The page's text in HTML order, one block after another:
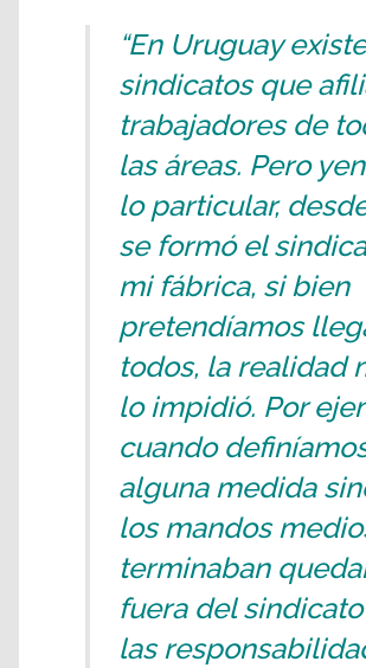
“En Uruguay
sindicatos que
trabajadores de
las áreas. Pero
lo particular,
se formó el
mi fábrica, si bien
pretendíamos
todos, la realidad
lo impidió. Por
cuando
alguna medida
los mandos
terminaban
fuera del
las